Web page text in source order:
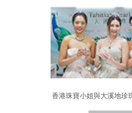
香港珠寶小姐與大溪地珍